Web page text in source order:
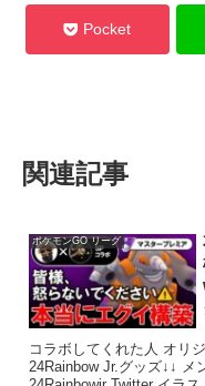
Pocket
関連記事
ポケモンGO リーグ
コラボしてくれた人 オリ
24Rainbow Jr.グッズ↓↓ メ